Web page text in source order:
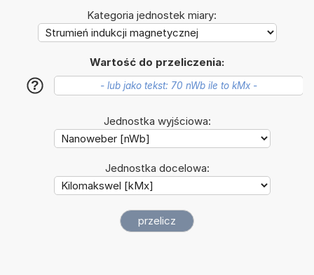
Kategoria jednostek miary:
Wartość do przeliczenia:
?
Jednostka wyjściowa:
Jednostka docelowa: